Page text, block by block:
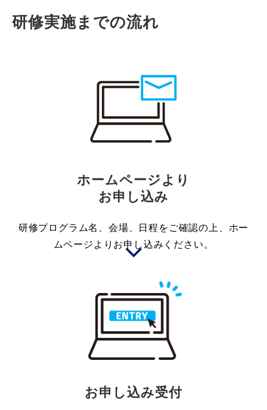
研修実施までの流れ
ホームページより
お申し込み
研修プログラム名、会場、日程をご確認の上、ホー
ムページよりお申し込みください。
お申し込み受付